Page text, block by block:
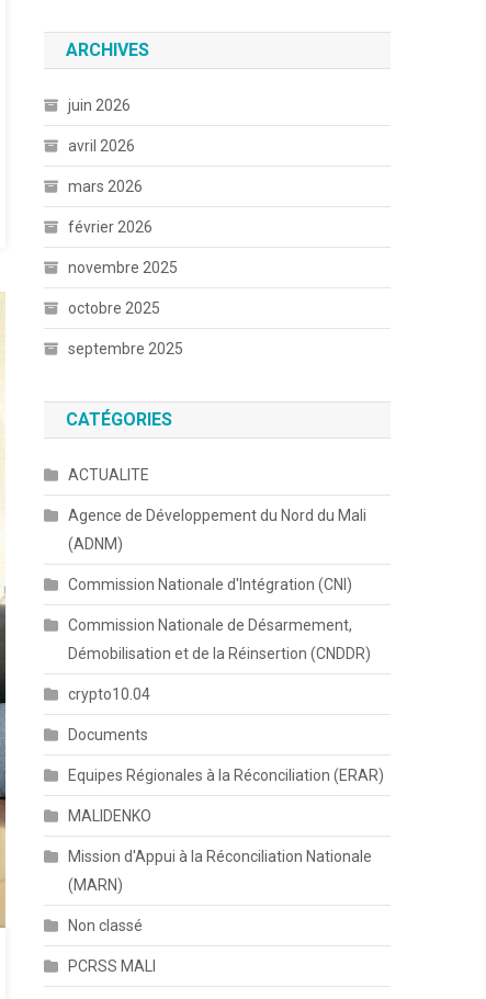
ARCHIVES
juin 2026
avril 2026
mars 2026
février 2026
novembre 2025
octobre 2025
septembre 2025
CATÉGORIES
ACTUALITE
Agence de Développement du Nord du Mali
(ADNM)
Commission Nationale d'Intégration (CNI)
Commission Nationale de Désarmement,
Démobilisation et de la Réinsertion (CNDDR)
crypto10.04
Documents
Equipes Régionales à la Réconciliation (ERAR)
MALIDENKO
Mission d'Appui à la Réconciliation Nationale
(MARN)
Non classé
PCRSS MALI